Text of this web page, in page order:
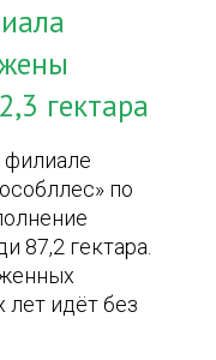
гектара
филиале
по
87,2 гектара.
лет идёт без